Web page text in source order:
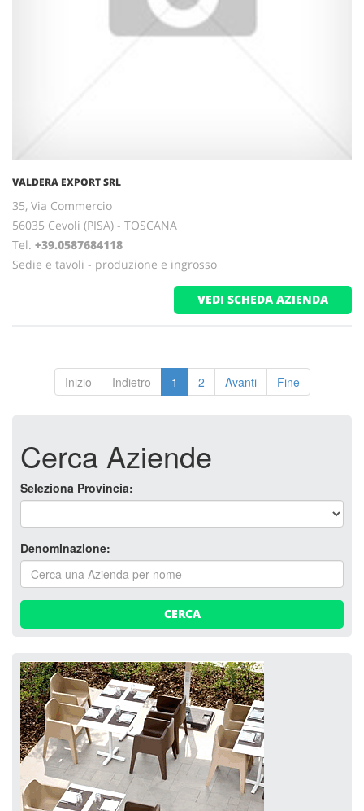
VALDERA EXPORT SRL
35, Via Commercio
56035 Cevoli (PISA) - TOSCANA
Tel. +39.0587684118
Sedie e tavoli - produzione e ingrosso
VEDI SCHEDA AZIENDA
Inizio Indietro 1 2 Avanti Fine
Cerca Aziende
Seleziona Provincia:
Denominazione:
CERCA